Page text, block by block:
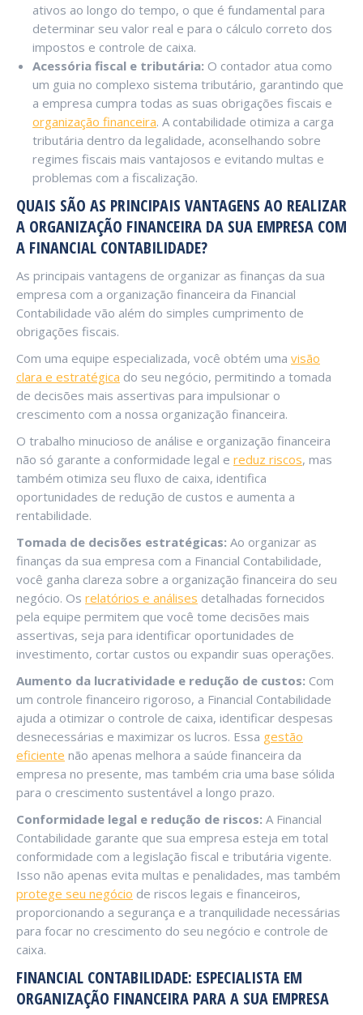
ativos ao longo do tempo, o que é fundamental para
determinar seu valor real e para o cálculo correto dos
impostos e controle de caixa.
Acessória fiscal e tributária: O contador atua como
um guia no complexo sistema tributário, garantindo que
a empresa cumpra todas as suas obrigações fiscais e
organização financeira. A contabilidade otimiza a carga
tributária dentro da legalidade, aconselhando sobre
regimes fiscais mais vantajosos e evitando multas e
problemas com a fiscalização.
QUAIS SÃO AS PRINCIPAIS VANTAGENS AO REALIZAR
A ORGANIZAÇÃO FINANCEIRA DA SUA EMPRESA COM
A FINANCIAL CONTABILIDADE?
As principais vantagens de organizar as finanças da sua
empresa com a organização financeira da Financial
Contabilidade vão além do simples cumprimento de
obrigações fiscais.
Com uma equipe especializada, você obtém uma visão
clara e estratégica do seu negócio, permitindo a tomada
de decisões mais assertivas para impulsionar o
crescimento com a nossa organização financeira.
O trabalho minucioso de análise e organização financeira
não só garante a conformidade legal e reduz riscos, mas
também otimiza seu fluxo de caixa, identifica
oportunidades de redução de custos e aumenta a
rentabilidade.
Tomada de decisões estratégicas: Ao organizar as
finanças da sua empresa com a Financial Contabilidade,
você ganha clareza sobre a organização financeira do seu
negócio. Os relatórios e análises detalhadas fornecidos
pela equipe permitem que você tome decisões mais
assertivas, seja para identificar oportunidades de
investimento, cortar custos ou expandir suas operações.
Aumento da lucratividade e redução de custos: Com
um controle financeiro rigoroso, a Financial Contabilidade
ajuda a otimizar o controle de caixa, identificar despesas
desnecessárias e maximizar os lucros. Essa gestão
eficiente não apenas melhora a saúde financeira da
empresa no presente, mas também cria uma base sólida
para o crescimento sustentável a longo prazo.
Conformidade legal e redução de riscos: A Financial
Contabilidade garante que sua empresa esteja em total
conformidade com a legislação fiscal e tributária vigente.
Isso não apenas evita multas e penalidades, mas também
protege seu negócio de riscos legais e financeiros,
proporcionando a segurança e a tranquilidade necessárias
para focar no crescimento do seu negócio e controle de
caixa.
FINANCIAL CONTABILIDADE: ESPECIALISTA EM
ORGANIZAÇÃO FINANCEIRA PARA A SUA EMPRESA